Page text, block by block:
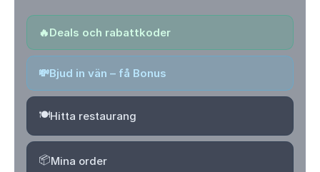
🔥Deals och rabattkoder
💸Bjud in vän – få Bonus
🍽️Hitta restaurang
📦Mina order